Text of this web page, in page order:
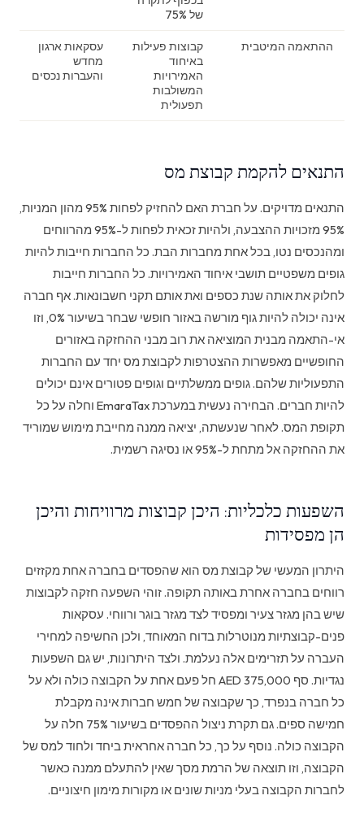
של 75%
ההתאמה המיטבית
קבוצות פעילות
באיחוד
האמירויות
המשולבות
תפעולית
עסקאות ארגון
מחדש
והעברות נכסים
התנאים להקמת קבוצת מס
התנאים מדויקים. על חברת האם להחזיק לפחות 95% מהון המניות,
95% מזכויות ההצבעה, ולהיות זכאית לפחות ל-95% מהרווחים
ומהנכסים נטו, בכל אחת מחברות הבת. כל החברות חייבות להיות
גופים משפטיים תושבי איחוד האמירויות. כל החברות חייבות
לחלוק את אותה שנת כספים ואת אותם תקני חשבונאות. אף חברה
אינה יכולה להיות גוף מורשה באזור חופשי שבחר בשיעור 0%, וזו
אי-התאמה מבנית המוציאה את רוב מבני ההחזקה באזורים
החופשיים מאפשרות ההצטרפות לקבוצת מס יחד עם החברות
התפעוליות שלהם. גופים ממשלתיים וגופים פטורים אינם יכולים
להיות חברים. הבחירה נעשית במערכת EmaraTax וחלה על כל
תקופת המס. לאחר שנעשתה, יציאה ממנה מחייבת מימוש שמוריד
את ההחזקה אל מתחת ל-95% או נסיגה רשמית.
השפעות כלכליות: היכן קבוצות מרוויחות והיכן
הן מפסידות
היתרון המעשי של קבוצת מס הוא שהפסדים בחברה אחת מקזזים
רווחים בחברה אחרת באותה תקופה. זוהי השפעה חזקה לקבוצות
שיש בהן מגזר צעיר ומפסיד לצד מגזר בוגר ורווחי. עסקאות
פנים-קבוצתיות מנוטרלות בדוח המאוחד, ולכן החשיפה למחירי
העברה על תזרימים אלה נעלמת. ולצד היתרונות, יש גם השפעות
נגדיות. סף 375,000 AED חל פעם אחת על הקבוצה כולה ולא על
כל חברה בנפרד, כך שקבוצה של חמש חברות אינה מקבלת
חמישה ספים. גם תקרת ניצול ההפסדים בשיעור 75% חלה על
הקבוצה כולה. נוסף על כך, כל חברה אחראית ביחד ולחוד למס של
הקבוצה, וזו תוצאה של הרמת מסך שאין להתעלם ממנה כאשר
לחברות הקבוצה בעלי מניות שונים או מקורות מימון חיצוניים.